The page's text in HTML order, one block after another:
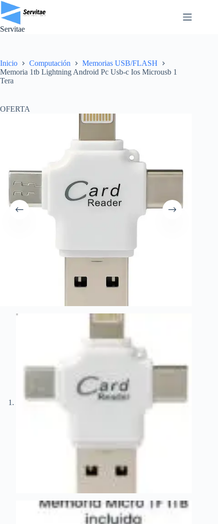
Saltar
al
contenido
Servitae
Inicio Computación
Memorias USB/FLASH
Memoria 1tb Lightning Android Pc Usb-c Ios Microusb 1
Tera
OFERTA